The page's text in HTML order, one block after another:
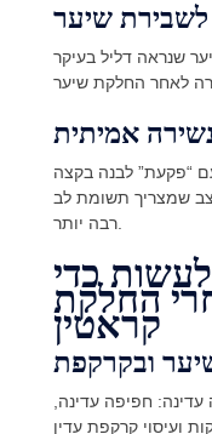
לשבירת שיער
שנראה דליל בעיקר
אמיתית
“פקעת” לבנה בקצה
שמצריך תשומת לב
רבה יותר.
כדי
החלקת
קראטין
ובקרקפת
חפיפה עדינה,